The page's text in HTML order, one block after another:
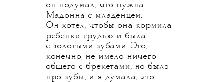
он подумал, что нужна
Мадонна с младенцем.
Он хотел, чтобы она кормила
ребенка грудью и была
с золотыми зубами. Это,
конечно, не имело ничего
общего с брекетами, но было
про зубы, и я думала, что